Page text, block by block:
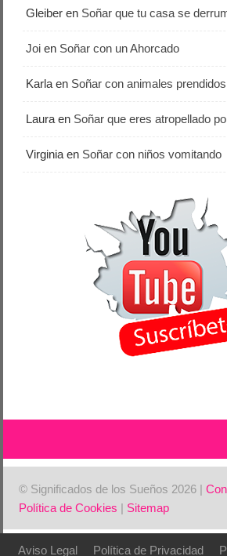
Gleiber en Soñar que tu casa se
Joi en Soñar con un Ahorcado
Karla en Soñar con animales
Laura en Soñar que eres atropellado
Virginia en Soñar con niños vomitando
© Significados de los Sueños 2026 |
Política de Cookies | Sitemap
Aviso Legal Política de Privacidad